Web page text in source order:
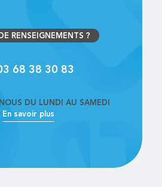
RENSEIGNEMENTS ?
68 38 30 83
DU LUNDI AU SAMEDI
En savoir plus